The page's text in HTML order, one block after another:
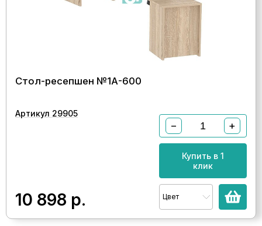
Стол-ресепшен №1А-600
Артикул 29905
10 898 р.
− +
Купить в 1
клик
Цвет